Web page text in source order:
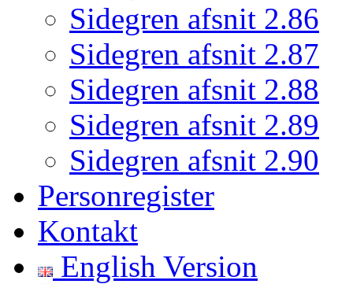
Sidegren afsnit 2.86
Sidegren afsnit 2.87
Sidegren afsnit 2.88
Sidegren afsnit 2.89
Sidegren afsnit 2.90
Personregister
Kontakt
English Version